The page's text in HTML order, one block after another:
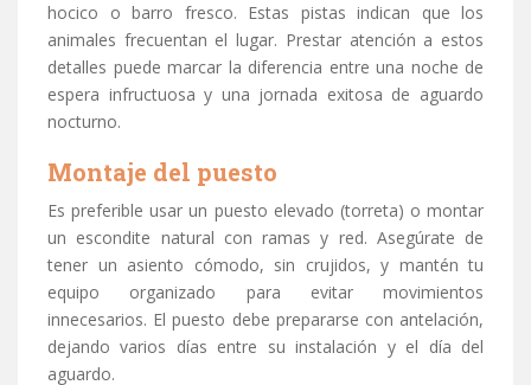
hocico o barro fresco. Estas pistas indican que los
animales frecuentan el lugar. Prestar atención a estos
detalles puede marcar la diferencia entre una noche de
espera infructuosa y una jornada exitosa de aguardo
nocturno.
Montaje del puesto
Es preferible usar un puesto elevado (torreta) o montar
un escondite natural con ramas y red. Asegúrate de
tener un asiento cómodo, sin crujidos, y mantén tu
equipo organizado para evitar movimientos
innecesarios. El puesto debe prepararse con antelación,
dejando varios días entre su instalación y el día del
aguardo.